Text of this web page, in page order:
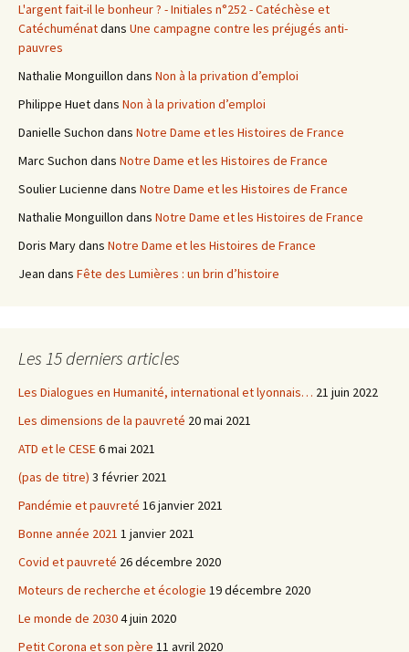
e
r
L'argent fait-il le bonheur ? - Initiales n°252 - Catéchèse et
Catéchuménatdans Une campagne contre les préjugés anti-
pauvres
Nathalie Monguillon dans Non à la privation d’emploi
Philippe Huetdans Non à la privation d’emploi
Danielle Suchon dans Notre Dame et les Histoires de France
Marc Suchon dans Notre Dame et les Histoires de France
Soulier Lucienne dans Notre Dame et les Histoires de France
Nathalie Monguillon dans Notre Dame et les Histoires de France
Doris Marydans Notre Dame et les Histoires de France
Jean dans Fête des Lumières : un brin d’histoire
Les 15 derniers articles
Les Dialogues en Humanité, international et lyonnais… 21 juin 2022
Les dimensions de la pauvreté 20 mai 2021
ATD et le CESE6 mai 2021
(pas de titre) 3 février 2021
Pandémie et pauvreté 16 janvier 2021
Bonne année 2021 1 janvier 2021
Covid et pauvreté 26 décembre 2020
Moteurs de recherche et écologie 19 décembre 2020
Le monde de 20304 juin 2020
Petit Corona et son père 11 avril 2020